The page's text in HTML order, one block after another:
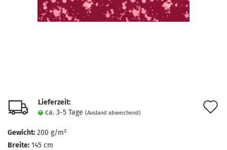
Lieferzeit:
ca. 3-5 Tage (Ausland abweichend)
Gewicht: 200 g/m²
Breite: 145 cm